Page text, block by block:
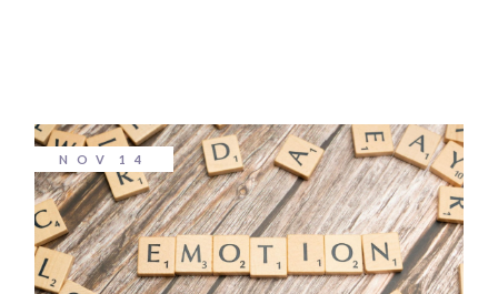
NOV 14